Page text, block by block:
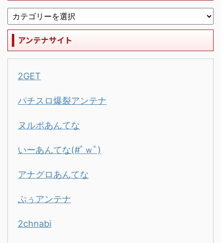
アンテナサイト
2GET
パチスロ爆裂アンテナ
ヌルポあんてな
いーあんてな(#ﾟｗﾟ)
アナグロあんてな
ぷぅアンテナ
2chnabi